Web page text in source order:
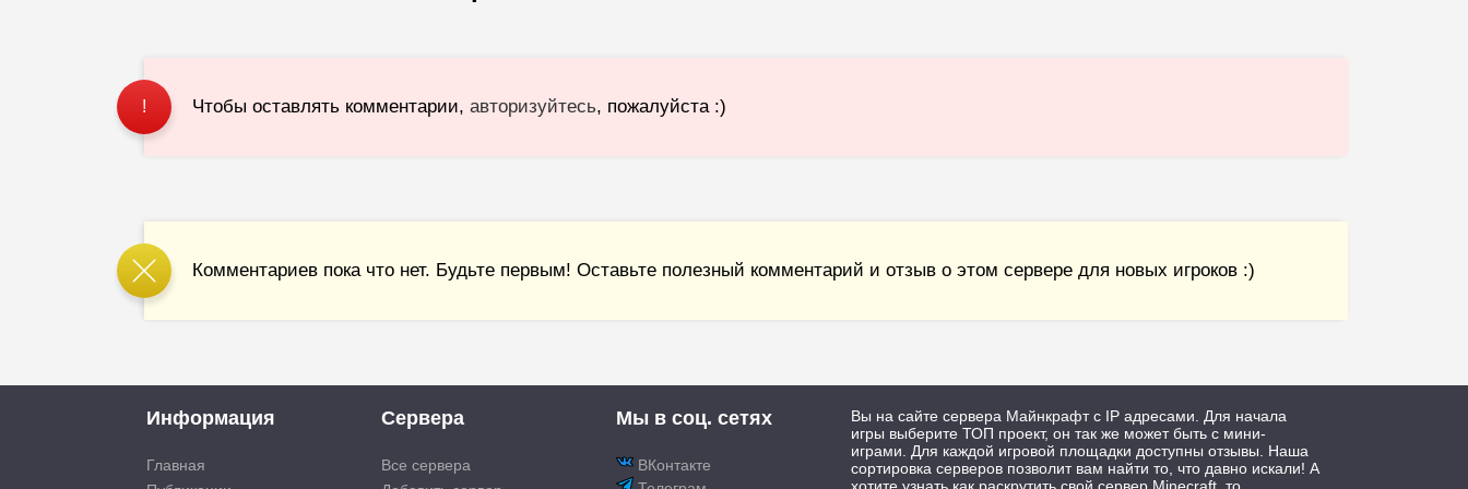
! Чтобы оставлять комментарии,авторизуйтесь, пожалуйста :)
Комментариев пока что нет. Будьте первым! Оставьте полезный комментарий и отзыв о этом сервере для новых игроков :)
Информация
Главная
Сервера
Все сервера
Мы в соц. сетях
ВКонтакте
Вы на сайте сервера Майнкрафт с IP адресами. Для начала
игры выберите ТОП проект, он так же может быть с мини-
играми. Для каждой игровой площадки доступны отзывы. Наша
сортировка серверов позволит вам найти то, что давно искали! А